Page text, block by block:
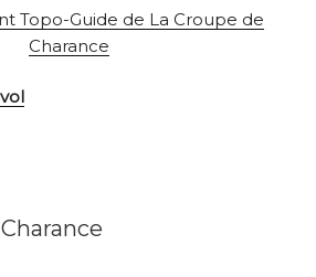
Topo-Guide de La Croupe de
Charance